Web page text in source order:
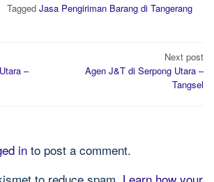
Tagged Jasa Pengiriman Barang di Tangerang
–
Next post
Agen J&T di Serpong Utara –
Tangsel
in to post a comment.